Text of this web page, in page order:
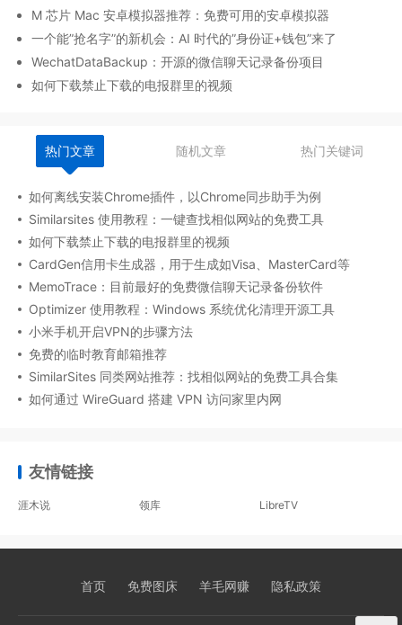
M 芯片 Mac 安卓模拟器推荐：免费可用的安卓模拟器
一个能”抢名字”的新机会：AI 时代的”身份证+钱包”来了
WechatDataBackup：开源的微信聊天记录备份项目
如何下载禁止下载的电报群里的视频
热门文章 随机文章 热门关键词
如何离线安装Chrome插件，以Chrome同步助手为例
Similarsites 使用教程：一键查找相似网站的免费工具
如何下载禁止下载的电报群里的视频
CardGen信用卡生成器，用于生成如Visa、MasterCard等
MemoTrace：目前最好的免费微信聊天记录备份软件
Optimizer 使用教程：Windows 系统优化清理开源工具
小米手机开启VPN的步骤方法
免费的临时教育邮箱推荐
SimilarSites 同类网站推荐：找相似网站的免费工具合集
如何通过 WireGuard 搭建 VPN 访问家里内网
友情链接
涯木说 领库 LibreTV
首页 免费图床 羊毛网赚 隐私政策